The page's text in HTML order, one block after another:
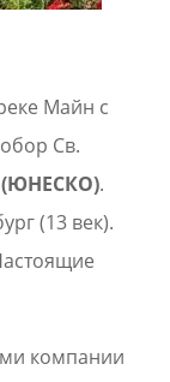
Майн с
Св.
(ЮНЕСКО).
(13 век).
компании